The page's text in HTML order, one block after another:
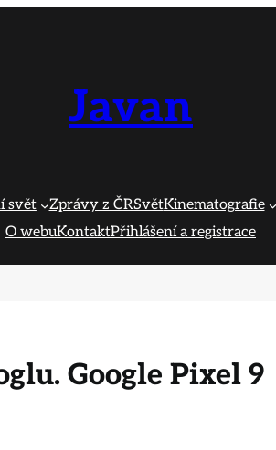
Javan
svět Zprávy z ČRSvětKinematografie
O webuKontaktPřihlášení a registrace
Google Pixel 9